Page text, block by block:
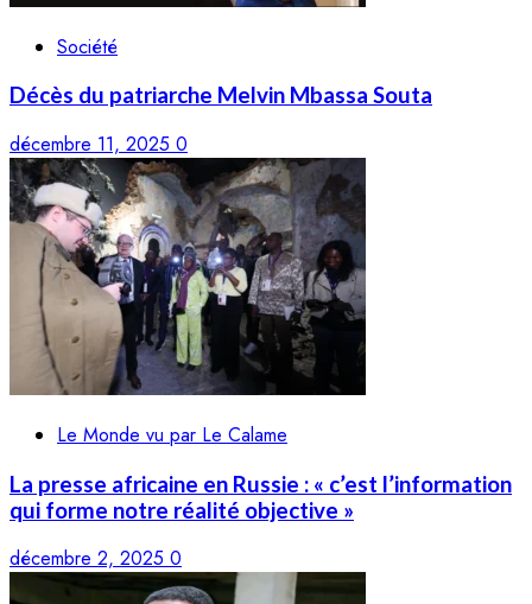
Société
Décès du patriarche Melvin Mbassa Souta
décembre 11, 2025 0
Le Monde vu par Le Calame
La presse africaine en Russie : « c’est l’information
qui forme notre réalité objective »
décembre 2, 2025 0